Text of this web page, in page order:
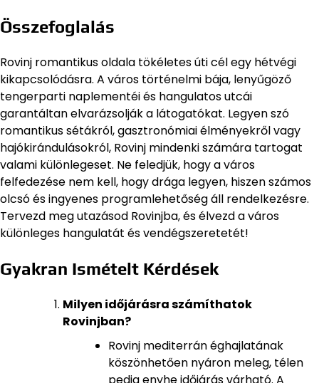
Összefoglalás
Rovinj romantikus oldala tökéletes úti cél egy hétvégi
kikapcsolódásra. A város történelmi bája, lenyűgöző
tengerparti naplementéi és hangulatos utcái
garantáltan elvarázsolják a látogatókat. Legyen szó
romantikus sétákról, gasztronómiai élményekről vagy
hajókirándulásokról, Rovinj mindenki számára tartogat
valami különlegeset. Ne feledjük, hogy a város
felfedezése nem kell, hogy drága legyen, hiszen számos
olcsó és ingyenes programlehetőség áll rendelkezésre.
Tervezd meg utazásod Rovinjba, és élvezd a város
különleges hangulatát és vendégszeretetét!
Gyakran Ismételt Kérdések
Milyen időjárásra számíthatok
Rovinjban?
Rovinj mediterrán éghajlatának
köszönhetően nyáron meleg, télen
pedig enyhe időjárás várható. A